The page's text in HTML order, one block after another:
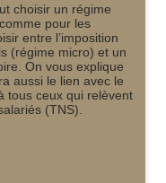
choisir un régime
pour les
entre l’imposition
(régime micro) et un
On vous explique
aussi le lien avec le
tous ceux qui relèvent
(TNS).